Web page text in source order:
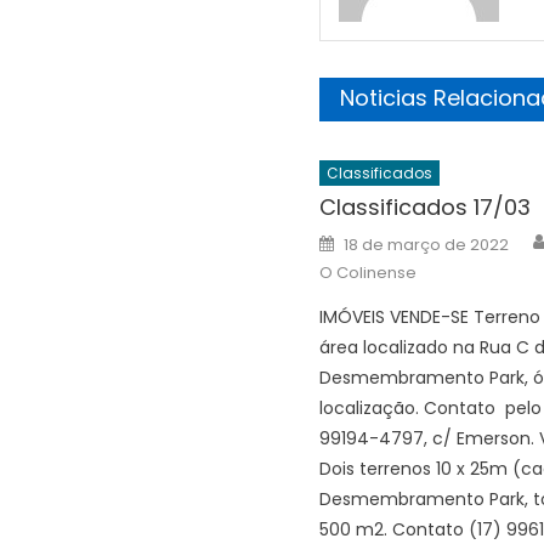
Noticias
Classificados
Classificados 17/03
Posted
on
18 de março de 2022
O Colinense
IMÓVEIS VENDE-SE
área localizado na Rua C
Desmembramento Park,
localização. Contato
99194-4797, c/ Emerson.
Dois terrenos 10 x 25m
Desmembramento Park,
500 m2. Contato (17)